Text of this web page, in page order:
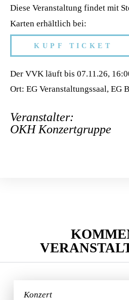
Diese Veranstaltung findet mit
Karten erhältlich bei:
KUPF TICKET
Der VVK läuft bis 07.11.26,
Ort: EG Veranstaltungssaal, EG
Veranstalter:
OKH Konzertgruppe
Konzert